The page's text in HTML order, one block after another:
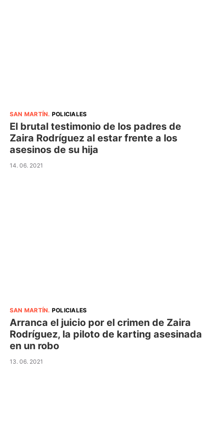
SAN MARTÍN. POLICIALES
El brutal testimonio de los padres de
Zaira Rodríguez al estar frente a los
asesinos de su hija
14. 06. 2021
SAN MARTÍN. POLICIALES
Arranca el juicio por el crimen de Zaira
Rodríguez, la piloto de karting asesinada
en un robo
13. 06. 2021